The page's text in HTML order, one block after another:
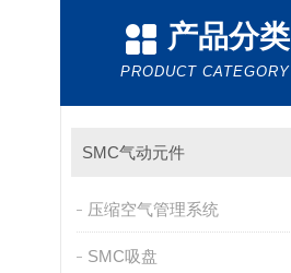
产品分类
PRODUCT CATEGORY
SMC气动元件
压缩空气管理系统
SMC吸盘